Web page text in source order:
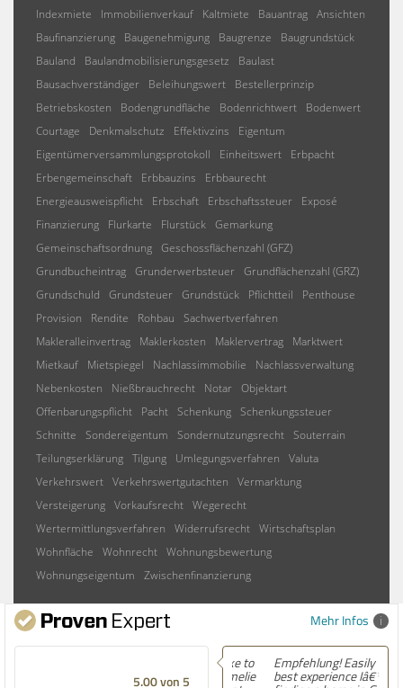
Indexmiete
Immobilienverkauf Kaltmiete Bauantrag Ansichten
Baufinanzierung
Baugenehmigung Baugrenze
Baugrundstück
Bauland
Baulandmobilisierungsgesetz
Baulast
Bausachverständiger
Beleihungswert
Bestellerprinzip
Betriebskosten
Bodengrundfläche Bodenrichtwert
Bodenwert
Courtage
Denkmalschutz Effektivzins
Eigentum
Eigentümerversammlungsprotokoll
Einheitswert
Erbpacht
Erbengemeinschaft
Erbbauzins
Erbbaurecht
Energieausweispflicht
Erbschaft Erbschaftssteuer
Exposé
Finanzierung
Flurkarte Flurstück Gemarkung
Gemeinschaftsordnung Geschossflächenzahl (GFZ)
Grundbucheintrag Grunderwerbsteuer Grundflächenzahl (GRZ)
Grundschuld
Grundsteuer Grundstück Pflichtteil
Penthouse
Provision
Rendite Rohbau
Sachwertverfahren
Makleralleinvertrag
Maklerkosten Maklervertrag
Marktwert
Mietkauf
Mietspiegel Nachlassimmobilie
Nachlassverwaltung
Nebenkosten
Nießbrauchrecht Notar Objektart
Offenbarungspflicht
Pacht Schenkung
Schenkungssteuer
Schnitte
Sondereigentum Sondernutzungsrecht
Souterrain
Teilungserklärung Tilgung Umlegungsverfahren
Valuta
Verkehrswert Verkehrswertgutachten
Vermarktung
Versteigerung Vorkaufsrecht Wegerecht
Wertermittlungsverfahren
Widerrufsrecht Wirtschaftsplan
Wohnfläche
Wohnrecht Wohnungsbewertung
Wohnungseigentum
Zwischenfinanzierung
Mehr Infos
5.00 von 5
Empfehlung! Easily the
best experience Iâ€™ve had